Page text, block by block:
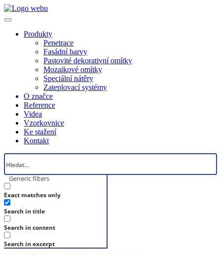
Produkty
Penetrace
Fasádní barvy
Pastovité dekorativní omítky
Mozaikové omítky
Speciální nátěry
Zateplovací systémy
O značce
Reference
Videa
Vzorkovnice
Ke stažení
Kontakt
Generic filters
Exact matches only
Search in title
Search in content
Search in excerpt